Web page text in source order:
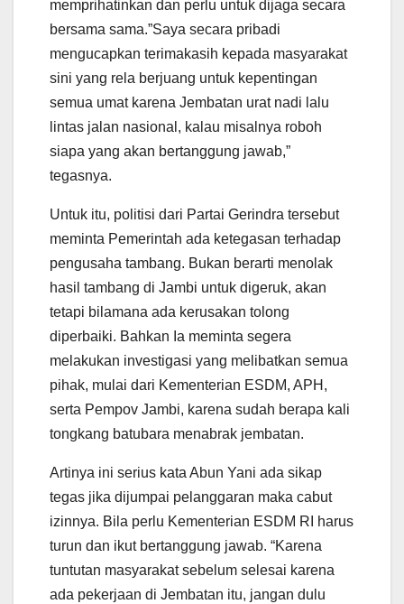
memprihatinkan dan perlu untuk dijaga secara
bersama sama.”Saya secara pribadi
mengucapkan terimakasih kepada masyarakat
sini yang rela berjuang untuk kepentingan
semua umat karena Jembatan urat nadi lalu
lintas jalan nasional, kalau misalnya roboh
siapa yang akan bertanggung jawab,”
tegasnya.
Untuk itu, politisi dari Partai Gerindra tersebut
meminta Pemerintah ada ketegasan terhadap
pengusaha tambang. Bukan berarti menolak
hasil tambang di Jambi untuk digeruk, akan
tetapi bilamana ada kerusakan tolong
diperbaiki. Bahkan Ia meminta segera
melakukan investigasi yang melibatkan semua
pihak, mulai dari Kementerian ESDM, APH,
serta Pempov Jambi, karena sudah berapa kali
tongkang batubara menabrak jembatan.
Artinya ini serius kata Abun Yani ada sikap
tegas jika dijumpai pelanggaran maka cabut
izinnya. Bila perlu Kementerian ESDM RI harus
turun dan ikut bertanggung jawab. “Karena
tuntutan masyarakat sebelum selesai karena
ada pekerjaan di Jembatan itu, jangan dulu